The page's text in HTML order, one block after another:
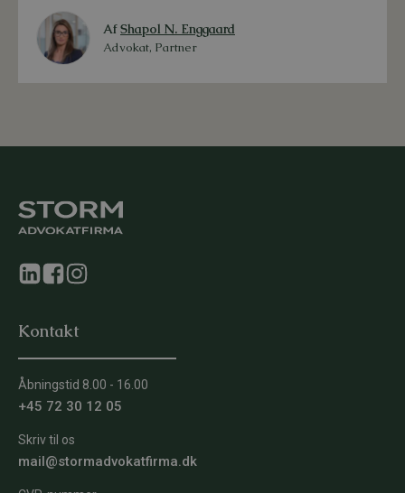
AfShapol N. Enggaard
Advokat, Partner
Kontakt
Åbningstid 8.00 - 16.00
+45 72 30 12 05
Skriv til os
mail@stormadvokatfirma.dk